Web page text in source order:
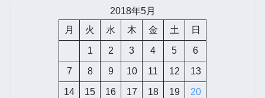
2018年5月
月
火 水 木 金 土 日
1 2 3 4 5 6
7 8 9 10 11 12 13
14 15 16 17 18 19 20